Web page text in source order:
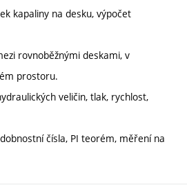
kapaliny na desku, výpočet
rovnoběžnými deskami, v
prostoru.
veličin, tlak, rychlost,
čísla, PI teorém, měření na